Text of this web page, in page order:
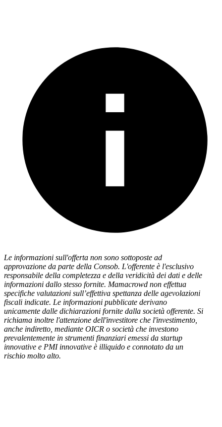
Le informazioni sull'offerta non sono sottoposte ad
approvazione da parte della Consob. L'offerente è l'esclusivo
responsabile della completezza e della veridicità dei dati e delle
informazioni dallo stesso fornite. Mamacrowd non effettua
specifiche valutazioni sull’effettiva spettanza delle agevolazioni
fiscali indicate. Le informazioni pubblicate derivano
unicamente dalle dichiarazioni fornite dalla società offerente. Si
richiama inoltre l'attenzione dell'investitore che l'investimento,
anche indiretto, mediante OICR o società che investono
prevalentemente in strumenti finanziari emessi da startup
innovative e PMI innovative è illiquido e connotato da un
rischio molto alto.